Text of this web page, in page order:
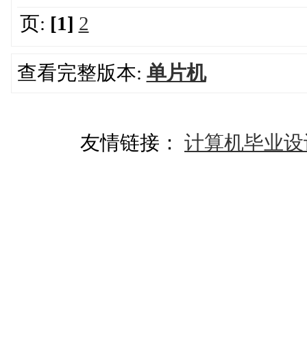
页: [1] 2
查看完整版本: 单片机
友情链接： 计算机毕业